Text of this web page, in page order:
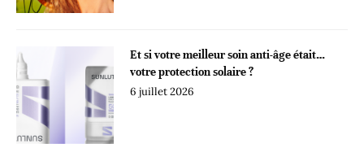
Et si votre meilleur soin anti-âge était…
votre protection solaire ?
6 juillet 2026